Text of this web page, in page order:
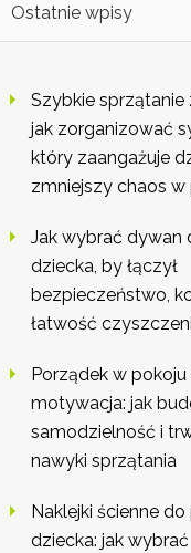
Ostatnie wpisy
Szybkie sprzątanie
jak zorganizować
który zaangażuje
zmniejszy chaos w
Jak wybrać dywan
dziecka, by łączył
bezpieczeństwo,
łatwość
Porządek w
motywacja: jak
samodzielność i
nawyki sprzątania
Naklejki ścienne
dziecka: jak wybrać